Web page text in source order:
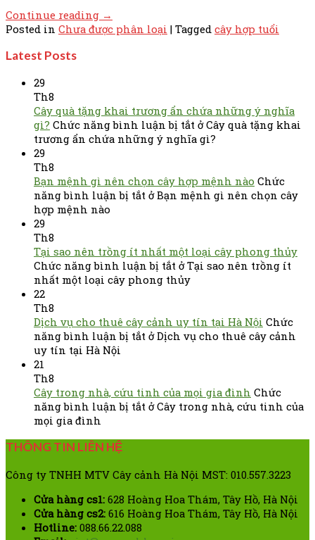
Continue reading →
Posted in Chưa được phân loại | Tagged cây hợp tuổi
Latest Posts
29
Th8
Cây quà tặng khai trương ẩn chứa những ý nghĩa
gì? Chức năng bình luận bị tắt ở Cây quà tặng khai
trương ẩn chứa những ý nghĩa gì?
29
Th8
Bạn mệnh gì nên chọn cây hợp mệnh nào Chức
năng bình luận bị tắt ở Bạn mệnh gì nên chọn cây
hợp mệnh nào
29
Th8
Tại sao nên trồng ít nhất một loại cây phong thủy
Chức năng bình luận bị tắt ở Tại sao nên trồng ít
nhất một loại cây phong thủy
22
Th8
Dịch vụ cho thuê cây cảnh uy tín tại Hà Nội Chức
năng bình luận bị tắt ở Dịch vụ cho thuê cây cảnh
uy tín tại Hà Nội
21
Th8
Cây trong nhà, cứu tinh của mọi gia đình Chức
năng bình luận bị tắt ở Cây trong nhà, cứu tinh của
mọi gia đình
THÔNG TIN LIÊN HỆ
Công ty TNHH MTV Cây cảnh Hà Nội MST: 010.557.3223
Cửa hàng cs1: 628 Hoàng Hoa Thám, Tây Hồ, Hà Nội
Cửa hàng cs2: 616 Hoàng Hoa Thám, Tây Hồ, Hà Nội
Hotline: 088.66.22.088